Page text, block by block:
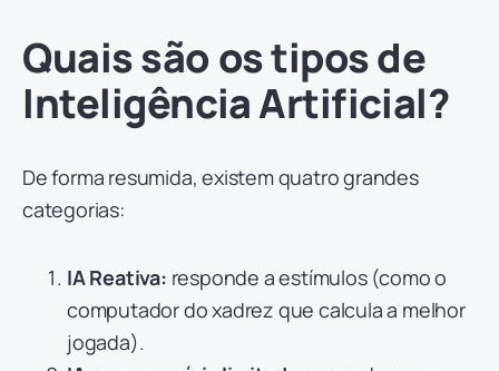
Quais são os tipos de
Inteligência Artificial?
De forma resumida, existem quatro grandes
categorias:
IA Reativa: responde a estímulos (como o
computador do xadrez que calcula a melhor
jogada).